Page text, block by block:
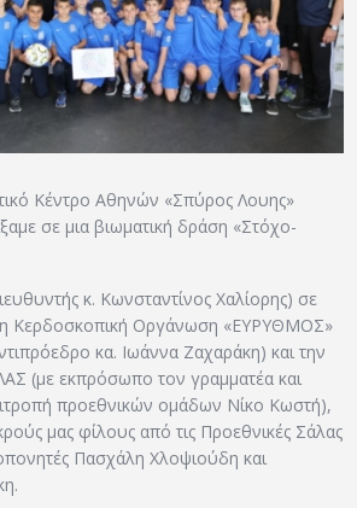
Κέντρο Αθηνών «Σπύρος Λουης»
σε μια βιωματική δράση «Στόχο-
κ. Κωνσταντίνος Χαλίορης) σε
Κερδοσκοπική Οργάνωση «ΕΥΡΥΘΜΟΣ»
κα. Ιωάννα Ζαχαράκη) και την
(με εκπρόσωπο τον γραμματέα και
προεθνικών ομάδων Νίκο Κωστή),
μας φίλους από τις Προεθνικές Σάλας
Πασχάλη Χλοψιούδη και